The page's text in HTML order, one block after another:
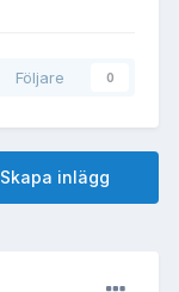
Följare 0
Skapa inlägg